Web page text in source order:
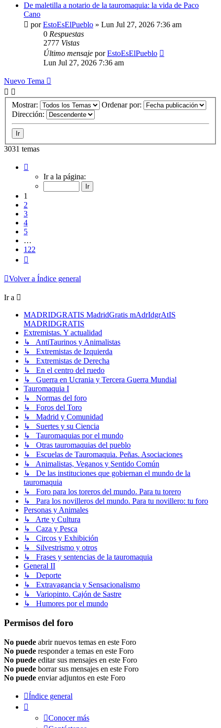
De maletilla a notario de la tauromaquia: la vida de Paco
Cano
porEstoEsElPueblo » Lun Jul 27, 2026 7:36 am
0 Respuestas
2777 Vistas
Último mensaje porEstoEsElPueblo
Lun Jul 27, 2026 7:36 am
Nuevo Tema
Mostrar:
Ordenar por:
Dirección:
3031 temas
Ir a la página:
1
2
3
4
5
…
122
Volver a Índice general
Ir a
MADRIDGRATIS MadridGratis mAdrIdgrAtIS
MADRIDGRATIS
Extremistas. Y actualidad
↳ AntiTaurinos y Animalistas
↳ Extremistas de Izquierda
↳ Extremistas de Derecha
↳ En el centro del ruedo
↳ Guerra en Ucrania y Tercera Guerra Mundial
Tauromaquia I
↳ Normas del foro
↳ Foros del Toro
↳ Madrid y Comunidad
↳ Suertes y su Ciencia
↳ Tauromaquias por el mundo
↳ Otras tauromaquias del pueblo
↳ Escuelas de Tauromaquia. Peñas. Asociaciones
↳ Animalistas, Veganos y Sentido Común
↳ De las instituciones que gobiernan el mundo de la
tauromaquia
↳ Foro para los toreros del mundo. Para tu torero
↳ Para los novilleros del mundo. Para tu novillero: tu foro
Personas y Animales
↳ Arte y Cultura
↳ Caza y Pesca
↳ Circos y Exhibición
↳ Silvestrismo y otros
↳ Frases y sentencias de la tauromaquia
General II
↳ Deporte
↳ Extravagancia y Sensacionalismo
↳ Variopinto. Cajón de Sastre
↳ Humores por el mundo
Permisos del foro
No puede abrir nuevos temas en este Foro
No puede responder a temas en este Foro
No puede editar sus mensajes en este Foro
No puede borrar sus mensajes en este Foro
No puede enviar adjuntos en este Foro
Índice general
Conocer más